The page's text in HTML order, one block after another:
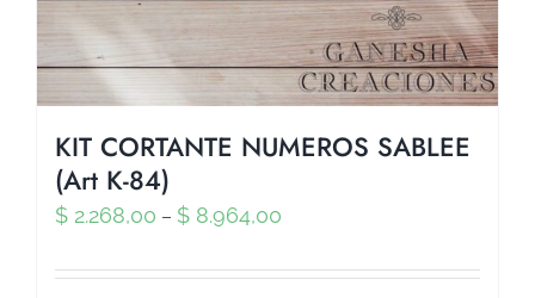
KIT CORTANTE NUMEROS SABLEE
(Art K-84)
$ 2.268,00 – $ 8.964,00